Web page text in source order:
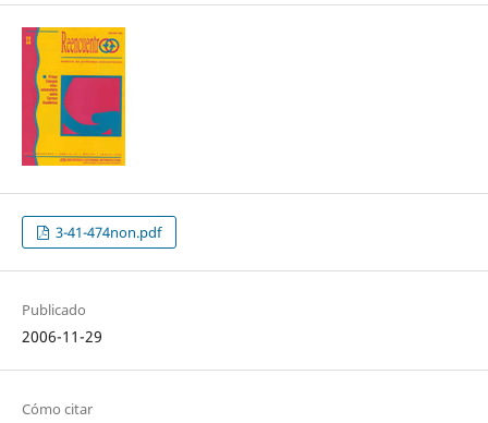
3-41-474non.pdf
Publicado
2006-11-29
Cómo citar